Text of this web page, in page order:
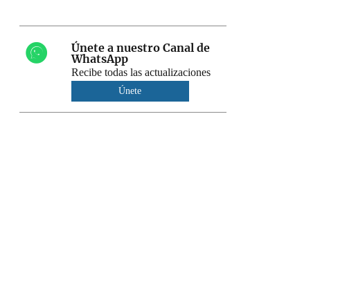
Únete a nuestro Canal de
WhatsApp
Recibe todas las actualizaciones
Únete